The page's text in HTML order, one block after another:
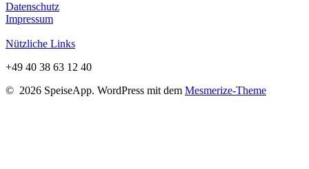
Datenschutz
Impressum
Nützliche Links
+49 40 38 63 12 40
© 2026 SpeiseApp. WordPress mit dem Mesmerize-Theme